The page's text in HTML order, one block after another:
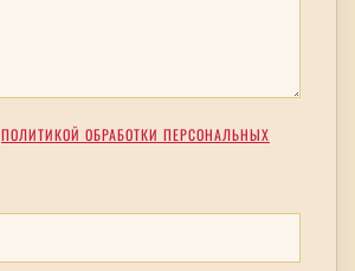
ПОЛИТИКОЙ ОБРАБОТКИ ПЕРСОНАЛЬНЫХ